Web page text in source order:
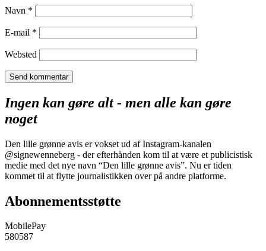
Navn *
E-mail *
Websted
Ingen kan gøre alt - men alle kan gøre
noget
Den lille grønne avis er vokset ud af Instagram-kanalen
@signewenneberg - der efterhånden kom til at være et publicistisk
medie med det nye navn “Den lille grønne avis”. Nu er tiden
kommet til at flytte journalistikken over på andre platforme.
Abonnementsstøtte
MobilePay
580587